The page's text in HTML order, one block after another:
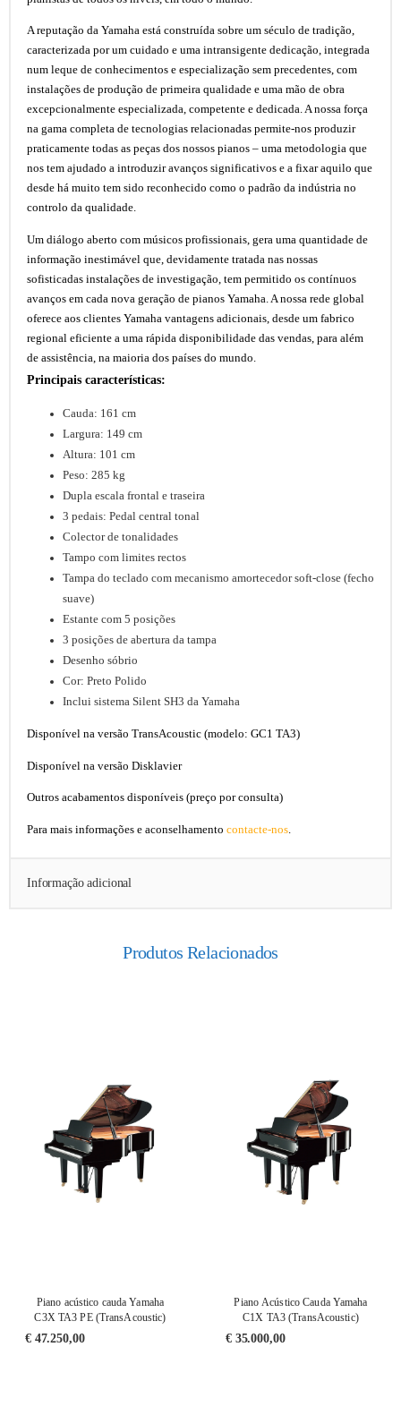
A reputação da Yamaha está construída sobre um século de tradição,
caracterizada por um cuidado e uma intransigente dedicação, integrada
num leque de conhecimentos e especialização sem precedentes, com
instalações de produção de primeira qualidade e uma mão de obra
excepcionalmente especializada, competente e dedicada. A nossa força
na gama completa de tecnologias relacionadas permite-nos produzir
praticamente todas as peças dos nossos pianos – uma metodologia que
nos tem ajudado a introduzir avanços significativos e a fixar aquilo que
desde há muito tem sido reconhecido como o padrão da indústria no
controlo da qualidade.
Um diálogo aberto com músicos profissionais, gera uma quantidade de
informação inestimável que, devidamente tratada nas nossas
sofisticadas instalações de investigação, tem permitido os contínuos
avanços em cada nova geração de pianos Yamaha. A nossa rede global
oferece aos clientes Yamaha vantagens adicionais, desde um fabrico
regional eficiente a uma rápida disponibilidade das vendas, para além
de assistência, na maioria dos países do mundo.
Principais características:
Cauda: 161 cm
Largura: 149 cm
Altura: 101 cm
Peso: 285 kg
Dupla escala frontal e traseira
3 pedais: Pedal central tonal
Colector de tonalidades
Tampo com limites rectos
Tampa do teclado com mecanismo amortecedor soft-close (fecho
suave)
Estante com 5 posições
3 posições de abertura da tampa
Desenho sóbrio
Cor: Preto Polido
Inclui sistema Silent SH3 da Yamaha
Disponível na versão TransAcoustic (modelo: GC1 TA3)
Disponível na versão Disklavier
Outros acabamentos disponíveis (preço por consulta)
Para mais informações e aconselhamento contacte-nos
Informação adicional
Produtos Relacionados
Piano acústico cauda Yamaha
C3X TA3 PE (TransAcoustic)
€47.250,00
Piano Acústico Cauda Yamaha
C1X TA3 (TransAcoustic)
€35.000,00